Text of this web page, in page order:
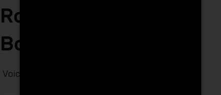
Rock-i K1 bleu à
Bouskoura
Voici le seul résultat